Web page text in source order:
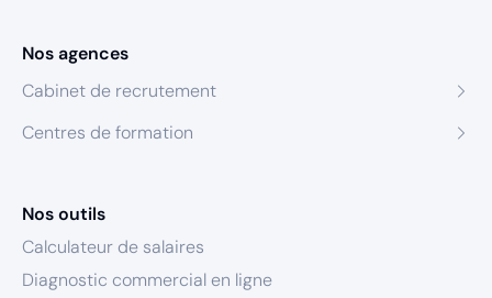
Nos agences
Cabinet de recrutement
Centres de formation
Nos outils
Calculateur de salaires
Diagnostic commercial en ligne